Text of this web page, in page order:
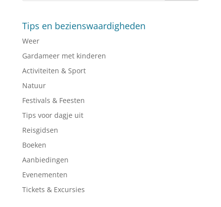
Tips en bezienswaardigheden
Weer
Gardameer met kinderen
Activiteiten & Sport
Natuur
Festivals & Feesten
Tips voor dagje uit
Reisgidsen
Boeken
Aanbiedingen
Evenementen
Tickets & Excursies